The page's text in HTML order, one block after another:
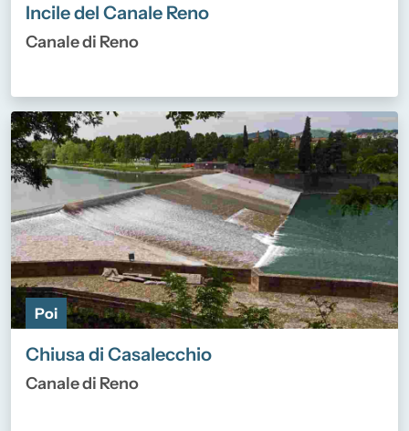
Incile del Canale Reno
Canale di Reno
Chiusa di Casalecchio
Canale di Reno
Poi